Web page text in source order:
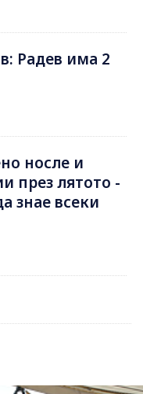
Радев има 2
носле и
през лятотo -
знае всеки